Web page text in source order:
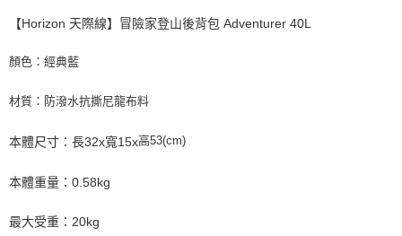
【Horizon 天際線】冒險家登山後背包 Adventurer 40L
顏色：經典藍
材質：防潑水抗撕尼龍布料
本體尺寸：長32x寬15x高53(cm)
本體重量：0.58kg
最大受重：20kg